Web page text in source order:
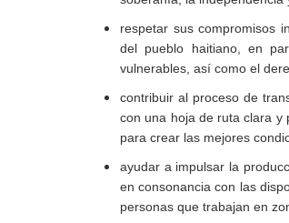
respetar sus compromisos
del pueblo haitiano, en
vulnerables, así como el
contribuir al proceso de
con una hoja de ruta clara y
para crear las mejores
ayudar a impulsar la
en consonancia con las
personas que trabajan en